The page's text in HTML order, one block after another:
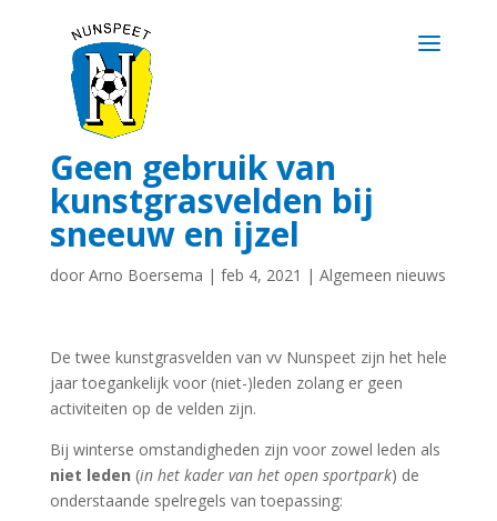
Geen gebruik van
kunstgrasvelden bij
sneeuw en ijzel
door Arno Boersema | feb 4, 2021 | Algemeen nieuws
De twee kunstgrasvelden van vv Nunspeet zijn het hele
jaar toegankelijk voor (niet-)leden zolang er geen
activiteiten op de velden zijn.
Bij winterse omstandigheden zijn voor zowel leden als
niet leden (in het kader van het open sportpark) de
onderstaande spelregels van toepassing: